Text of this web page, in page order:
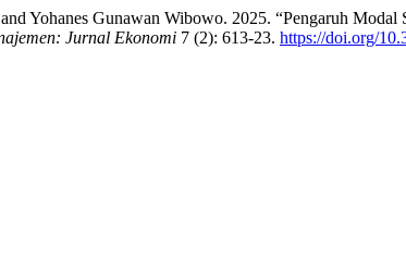
Yohanes Gunawan Wibowo. 2025. “Pengaruh
Jurnal Ekonomi 7 (2): 613-23. https://doi.org/